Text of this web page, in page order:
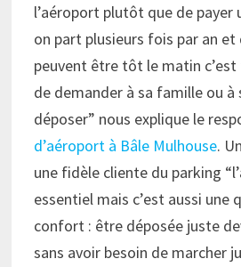
l’aéroport plutôt que de payer
on part plusieurs fois par an et
peuvent être tôt le matin
de demander à sa famille ou à
déposer” nous explique le
d’aéroport à Bâle Mulhouse.
une fidèle cliente du parking
essentiel mais c’est aussi une
confort : être déposée juste
sans avoir besoin de marcher